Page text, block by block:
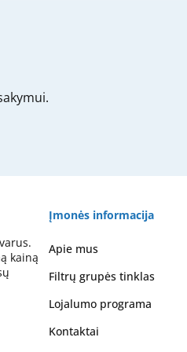
kainą
Įmonės informacija
Apie mus
Filtrų grupės tinklas
Lojalumo programa
Kontaktai